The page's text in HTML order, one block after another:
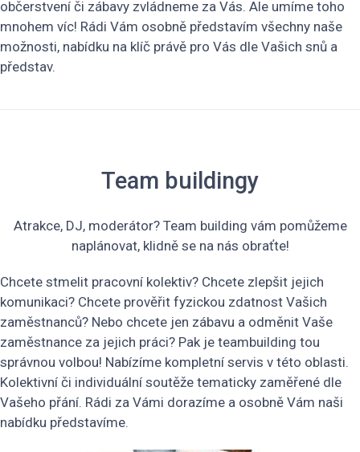
občerstvení či zábavy zvládneme za Vás. Ale umíme toho
mnohem víc! Rádi Vám osobně představím všechny naše
možnosti, nabídku na klíč právě pro Vás dle Vašich snů a
představ.
Team buildingy
Atrakce, DJ, moderátor? Team building vám pomůžeme
naplánovat, klidně se na nás obraťte!
Chcete stmelit pracovní kolektiv? Chcete zlepšit jejich
komunikaci? Chcete prověřit fyzickou zdatnost Vašich
zaměstnanců? Nebo chcete jen zábavu a odměnit Vaše
zaměstnance za jejich práci? Pak je teambuilding tou
správnou volbou! Nabízíme kompletní servis v této oblasti.
Kolektivní či individuální soutěže tematicky zaměřené dle
Vašeho přání. Rádi za Vámi dorazíme a osobně Vám naši
nabídku představíme.